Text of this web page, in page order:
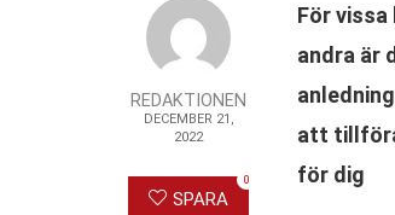
REDAKTIONEN
DECEMBER 21,
2022
SPARA
0
För
andra är
att
för dig